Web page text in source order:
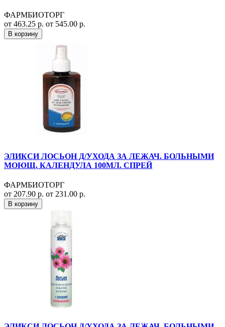
ФАРМБИОТОРГ
от 463.25 р. от 545.00 р.
В корзину
ЭЛИКСИ ЛОСЬОН Д/УХОДА ЗА ЛЕЖАЧ. БОЛЬНЫМИ
МОЮЩ. КАЛЕНДУЛА 100МЛ. СПРЕЙ
ФАРМБИОТОРГ
от 207.90 р. от 231.00 р.
В корзину